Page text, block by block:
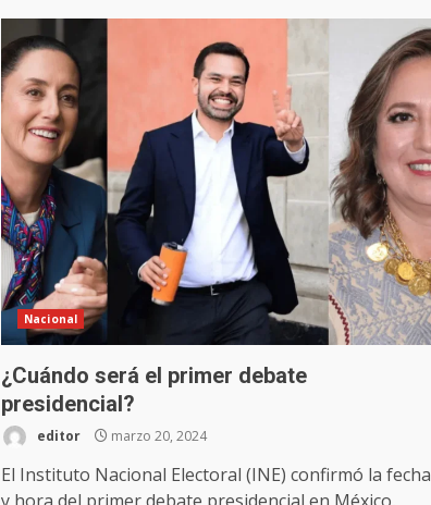
Nacional
¿Cuándo será el primer debate
presidencial?
editor marzo 20, 2024
El Instituto Nacional Electoral (INE) confirmó la fecha